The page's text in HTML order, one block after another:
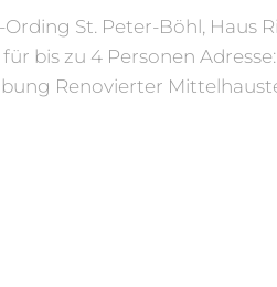
St. Peter-Böhl, Haus
bis zu 4 Personen
Renovierter